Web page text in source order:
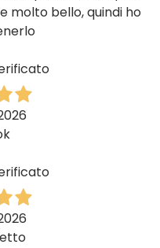
molto bello, quindi ho